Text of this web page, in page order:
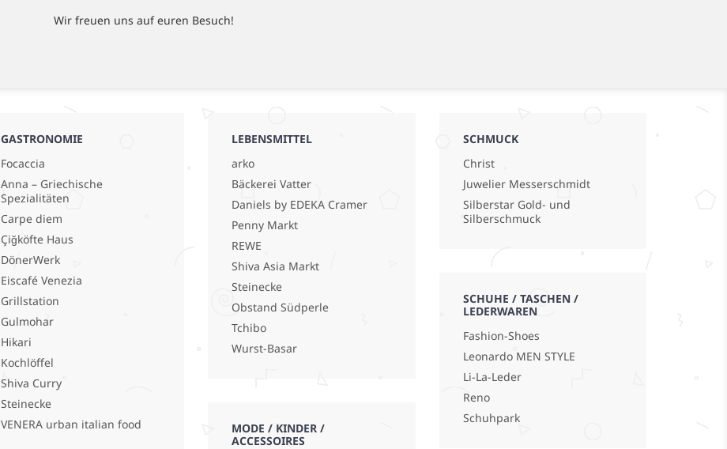
Wir freuen uns auf euren Besuch!
GASTRONOMIE
Focaccia
Anna – Griechische
Spezialitäten
Carpe diem
Çiğköfte Haus
DönerWerk
Eiscafé Venezia
Grillstation
Gulmohar
Hikari
Kochlöffel
Shiva Curry
Steinecke
VENERA urban italian food
LEBENSMITTEL
arko
Bäckerei Vatter
Daniels by EDEKA Cramer
Penny Markt
REWE
Shiva Asia Markt
Steinecke
Obstand Südperle
Tchibo
Wurst-Basar
MODE / KINDER /
ACCESSOIRES
SCHMUCK
Christ
Juwelier Messerschmidt
Silberstar Gold- und
Silberschmuck
SCHUHE / TASCHEN /
LEDERWAREN
Fashion-Shoes
Leonardo MEN STYLE
Li-La-Leder
Reno
Schuhpark